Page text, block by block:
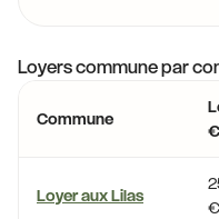
Loyers commune par
Commune
Loyer aux Lilas